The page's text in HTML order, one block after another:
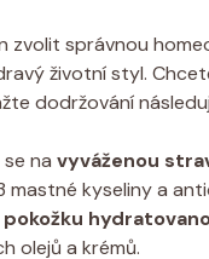
zvolit správnou
životní ⁢styl.‌
dodržování
⁢na vyváženou
mastné kyseliny a
pokožku
olejů a krémů.